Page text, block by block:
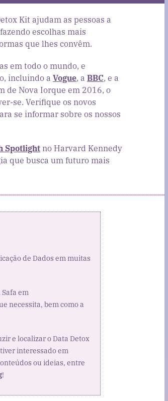
Kit ajudam as pessoas a
escolhas mais
que lhes convêm.
em todo o mundo, e
incluindo a Vogue, a BBC, e a
de Nova Iorque em 2016, o
se. Verifique os novos
se informar sobre os nossos
Spotlight no Harvard Kennedy
que busca um futuro mais
de Dados em muitas
em
necessita, bem como a
e localizar o Data Detox
interessado em
ou ideias, entre
!